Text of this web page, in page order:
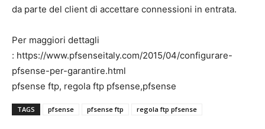
da parte del client di accettare connessioni in entrata.
Per maggiori dettagli
: https://www.pfsenseitaly.com/2015/04/configurare-
pfsense-per-garantire.html
pfsense ftp, regola ftp pfsense,pfsense
TAGS pfsense pfsense ftp regola ftp pfsense